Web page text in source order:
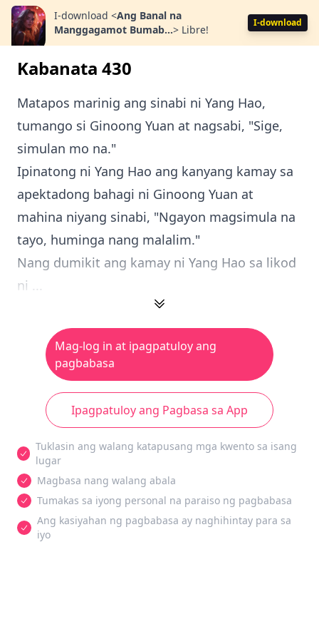
I-download <Ang Banal na
Manggagamot Bumab...> Libre!
I-download
Kabanata 430
Matapos marinig ang sinabi ni Yang Hao,
tumango si Ginoong Yuan at nagsabi, "Sige,
simulan mo na."
Ipinatong ni Yang Hao ang kanyang kamay sa
apektadong bahagi ni Ginoong Yuan at
mahina niyang sinabi, "Ngayon magsimula na
tayo, huminga nang malalim."
Nang dumikit ang kamay ni Yang Hao sa likod
ni ...
Mag-log in at ipagpatuloy ang
pagbabasa
Ipagpatuloy ang Pagbasa sa App
Tuklasin ang walang katapusang mga kwento sa isang
lugar
Magbasa nang walang abala
Tumakas sa iyong personal na paraiso ng pagbabasa
Ang kasiyahan ng pagbabasa ay naghihintay para sa
iyo